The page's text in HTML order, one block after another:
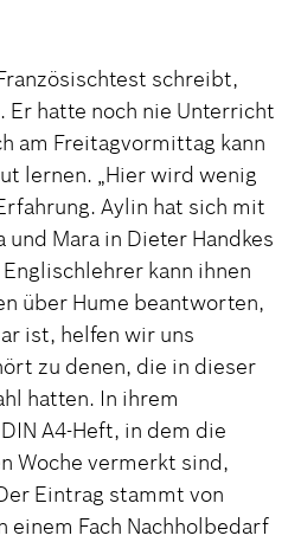
schreibt,
Er hatte noch nie Unterricht
am Freitagvormittag kann
lernen. „Hier wird wenig
Aylin hat sich mit
und Mara in Dieter Handkes
kann ihnen
über Hume beantworten,
ist, helfen wir uns
zu denen, die in dieser
hatten. In ihrem
A4-Heft, in dem die
Woche vermerkt sind,
Eintrag stammt von
einem Fach Nachholbedarf